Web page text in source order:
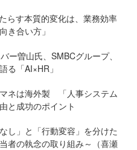
らす本質的変化は、業務効率
き合い方」
ー曽山氏、SMBCグループ、
る「AI×HR」
ネは海外製 「人事システム
と成功のポイント
し」と「行動変容」を分けた
者の執念の取り組み～（喜瀬